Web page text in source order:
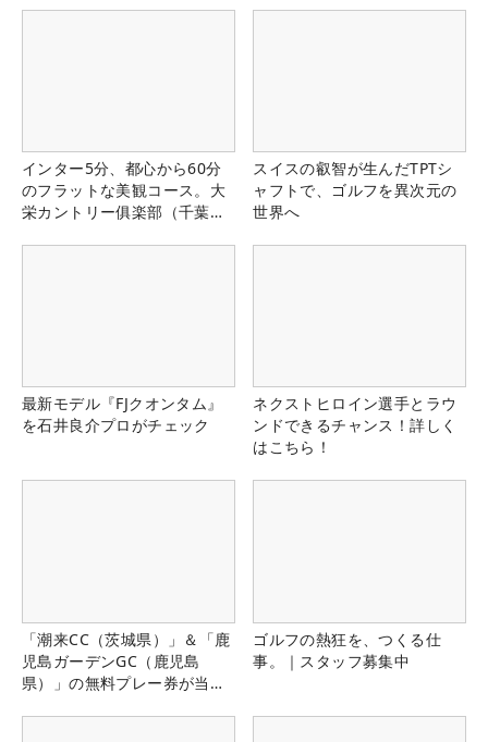
インター5分、都心から60分
のフラットな美観コース。大
栄カントリー俱楽部（千葉
スイスの叡智が生んだTPTシ
ャフトで、ゴルフを異次元の
世界へ
最新モデル『FJクオンタム』
を石井良介プロがチェック
ネクストヒロイン選手とラウ
ンドできるチャンス！詳しく
はこちら！
「潮来CC（茨城県）」＆「鹿
児島ガーデンGC（鹿児島
県）」の無料プレー券が当た
ゴルフの熱狂を、つくる仕
事。｜スタッフ募集中